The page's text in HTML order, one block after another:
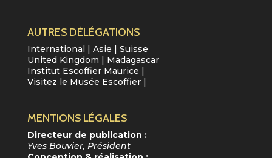
AUTRES DÉLÉGATIONS
International Asie
Suisse
United Kingdom
Madagascar
Institut Escoffier Maurice
Visitez le Musée Escoffier|
MENTIONS LÉGALES
Directeur de publication :
Yves Bouvier, Président